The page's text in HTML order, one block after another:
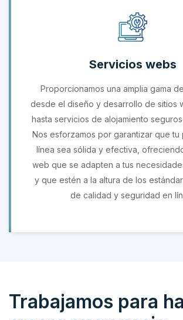
Servicios webs
Proporcionamos una amplia gama
desde el diseño y desarrollo de sitios
hasta servicios de alojamiento
Nos esforzamos por garantizar que tu
línea sea sólida y efectiva,
web que se adapten a tus
y que estén a la altura de los
de calidad y seguridad en
Trabajamos para